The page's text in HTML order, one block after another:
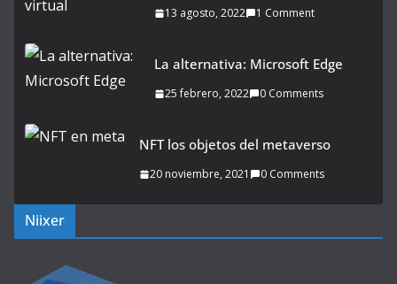
13 agosto, 2022 1 Comment
La alternativa: Microsoft Edge
25 febrero, 2022 0 Comments
NFT los objetos del metaverso
20 noviembre, 2021 0 Comments
Niixer